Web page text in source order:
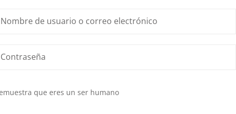
que eres un ser humano